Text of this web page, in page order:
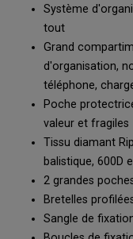
Système
tout
Grand
d'organisation,
téléphone,
Poche
valeur et fragiles
Tissu diamant
balistique, 600D
2 grandes
Bretelles
Sangle de